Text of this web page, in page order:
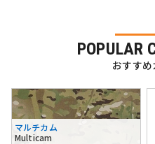
POPULAR
おすす
マルチカム
Multicam